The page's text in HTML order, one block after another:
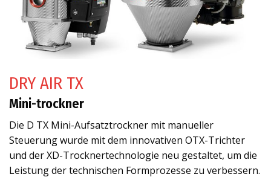
DRY AIR TX
Mini-trockner
Die D TX Mini-Aufsatztrockner mit manueller
Steuerung wurde mit dem innovativen OTX-Trichter
und der XD-Trocknertechnologie neu gestaltet, um die
Leistung der technischen Formprozesse zu verbessern.